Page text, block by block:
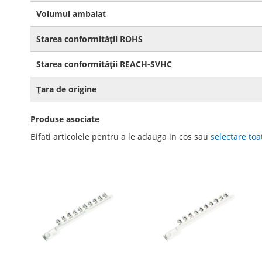
Volumul ambalat
Starea conformității ROHS
Starea conformității REACH-SVHC
Țara de origine
Produse asociate
Bifati articolele pentru a le adauga in cos sau selectare